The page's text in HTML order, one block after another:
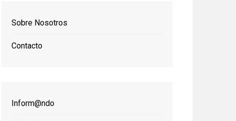
Sobre Nosotros
Contacto
Inform@ndo